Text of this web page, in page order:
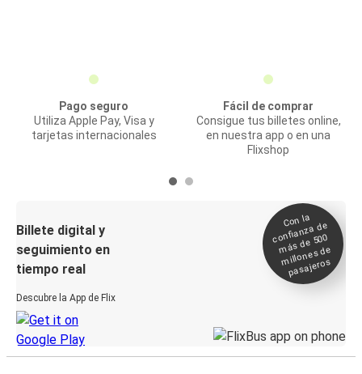
Pago seguro
Utiliza Apple Pay, Visa y
tarjetas internacionales
Fácil de comprar
Consigue tus billetes online,
en nuestra app o en una
Flixshop
Billete digital y
seguimiento en
tiempo real
Descubre la App de Flix
Con la
confianza de
más de 500
millones de
pasajeros